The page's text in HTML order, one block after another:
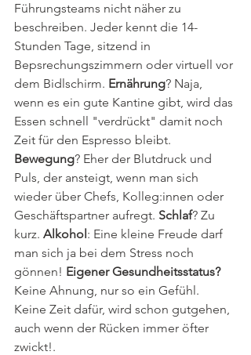
Führungsteams nicht näher zu
beschreiben. Jeder kennt die 14-
Stunden Tage, sitzend in
Bepsrechungszimmern oder virtuell vor
dem Bidlschirm. Ernährung? Naja,
wenn es ein gute Kantine gibt, wird das
Essen schnell "verdrückt" damit noch
Zeit für den Espresso bleibt.
Bewegung? Eher der Blutdruck und
Puls, der ansteigt, wenn man sich
wieder über Chefs, Kolleg:innen oder
Geschäftspartner aufregt. Schlaf? Zu
kurz. Alkohol: Eine kleine Freude darf
man sich ja bei dem Stress noch
gönnen! Eigener Gesundheitsstatus?
Keine Ahnung, nur so ein Gefühl.
Keine Zeit dafür, wird schon gutgehen,
auch wenn der Rücken immer öfter
zwickt!.